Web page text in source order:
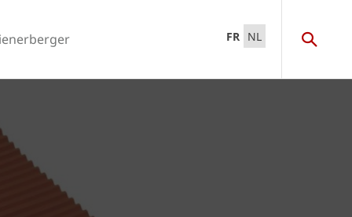
FR NL